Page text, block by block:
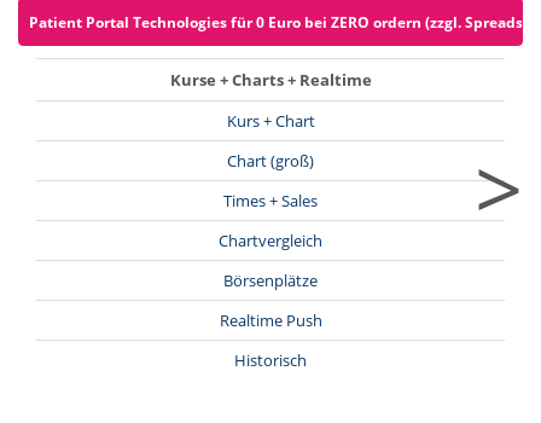
Patient Portal Technologies für 0 Euro bei ZERO ordern (zzgl. Spreads)
Kurse + Charts + Realtime
Kurs + Chart
Chart (groß)
Times + Sales
Chartvergleich
Börsenplätze
Realtime Push
Historisch
>